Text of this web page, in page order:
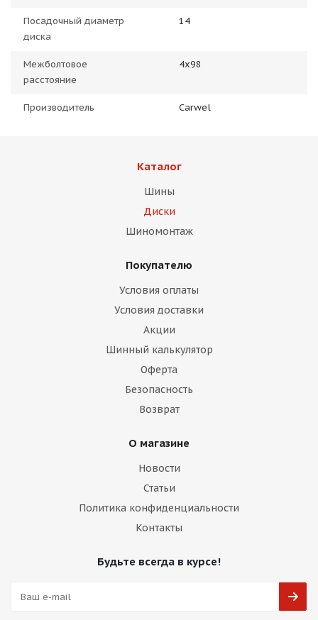
Посадочный диаметр
диска
14
Межболтовое
расстояние
4x98
Производитель Carwel
Каталог
Шины
Диски
Шиномонтаж
Покупателю
Условия оплаты
Условия доставки
Акции
Шинный калькулятор
Оферта
Безопасность
Возврат
О магазине
Новости
Статьи
Политика конфиденциальности
Контакты
Будьте всегда в курсе!